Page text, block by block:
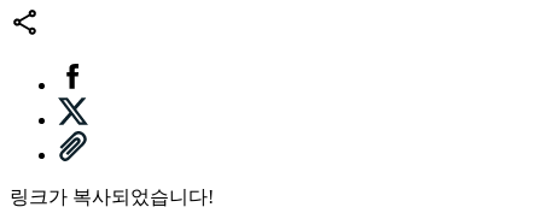
링크가 복사되었습니다!